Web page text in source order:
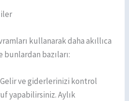
kullanarak daha akıllıca
bazıları:
ve giderlerinizi kontrol
yapabilirsiniz. Aylık